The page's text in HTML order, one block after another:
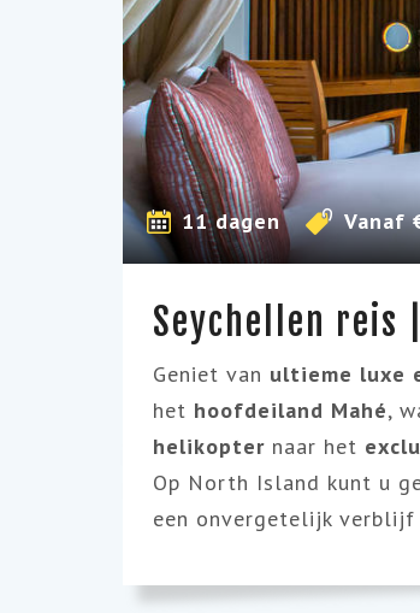
11 dagen Vanaf
Seychellen reis
Geniet van ultieme luxe
het hoofdeiland Mahé,
helikopter naar het
Op North Island kunt u
een onvergetelijk verblijf